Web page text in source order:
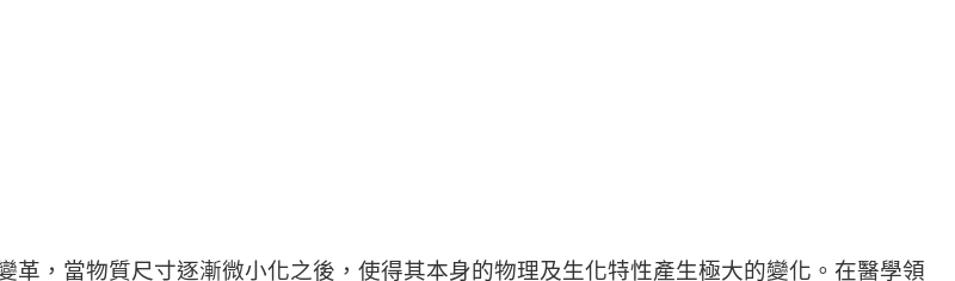
革 ，當物質尺寸逐漸微小化之後， 使得其本身的物理及生化特性產生極大的變化。在醫學領